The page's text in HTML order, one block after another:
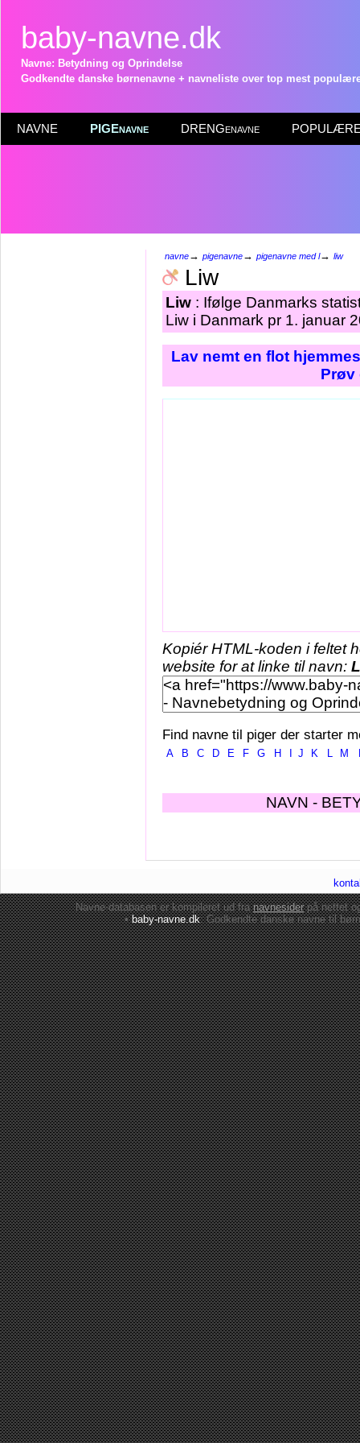
baby-navne.dk
Navne: Betydning og Oprindelse
Godkendte danske børnenavne + navneliste over top mest
NAVNE PIGEnavne DRENGenavne POPULÆRE
navne→ pigenavne→ pigenavne med l→ liw
Liw
Liw : Ifølge Danmarks
Liw i Danmark pr 1. januar
Lav nemt en flot
Prøv
Kopiér HTML-koden i feltet
website for at linke til navn:
Find navne til piger der starter
A B C D E F G H J K L M
NAVN -
Navne-databasen er kompileret ud franavnesiderpå nettet
•baby-navne.dk: Godkendte danskenavne til børn